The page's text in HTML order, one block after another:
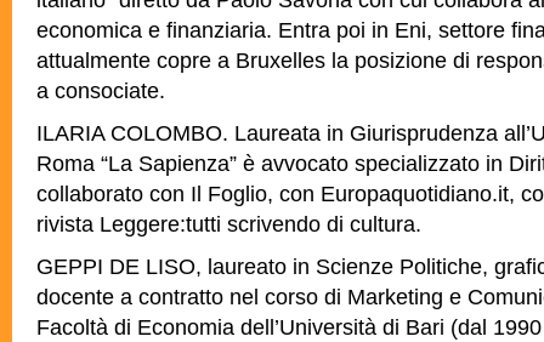
economica e finanziaria. Entra poi in Eni, settore
attualmente copre a Bruxelles la posizione di
a consociate.
ILARIA COLOMBO. Laureata in Giurisprudenza
Roma “La Sapienza” è avvocato specializzato in
collaborato con Il Foglio, con Europaquotidiano.it,
rivista Leggere:tutti scrivendo di cultura.
GEPPI DE LISO, laureato in Scienze Politiche,
docente a contratto nel corso di Marketing e
Facoltà di Economia dell’Università di Bari (dal